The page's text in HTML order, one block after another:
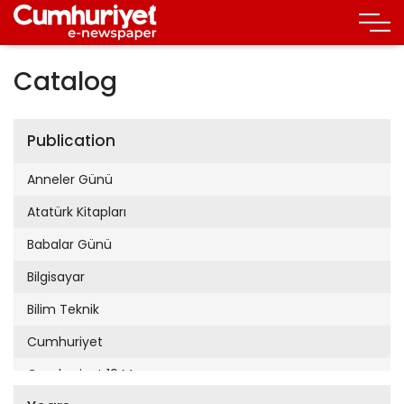
Catalog
Publication
Anneler Günü
Atatürk Kitapları
Babalar Günü
Bilgisayar
Bilim Teknik
Cumhuriyet
Cumhuriyet 19 Mayıs